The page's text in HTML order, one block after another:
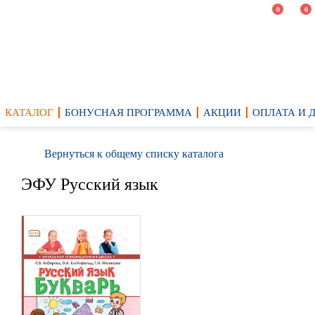
0 0
КАТАЛОГ БОНУСНАЯ ПРОГРАММА АКЦИИ ОПЛАТА И
Вернуться к общему списку каталога
ЭФУ Русский язык